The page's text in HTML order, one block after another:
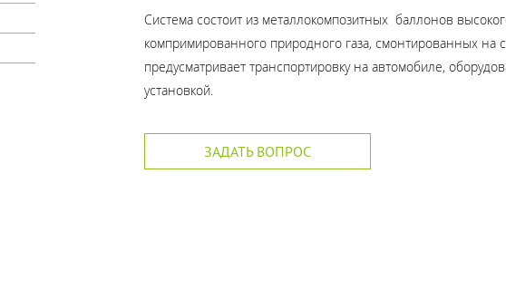
Система состоит из металлокомпозитных баллонов
компримированного природного газа, смонтированных на
предусматривает транспортировку на автомобиле,
установкой.
ЗАДАТЬ ВОПРОС